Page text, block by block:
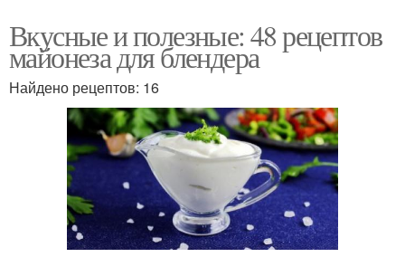
Вкусные и полезные: 48 рецептов
майонеза для блендера
Найдено рецептов: 16